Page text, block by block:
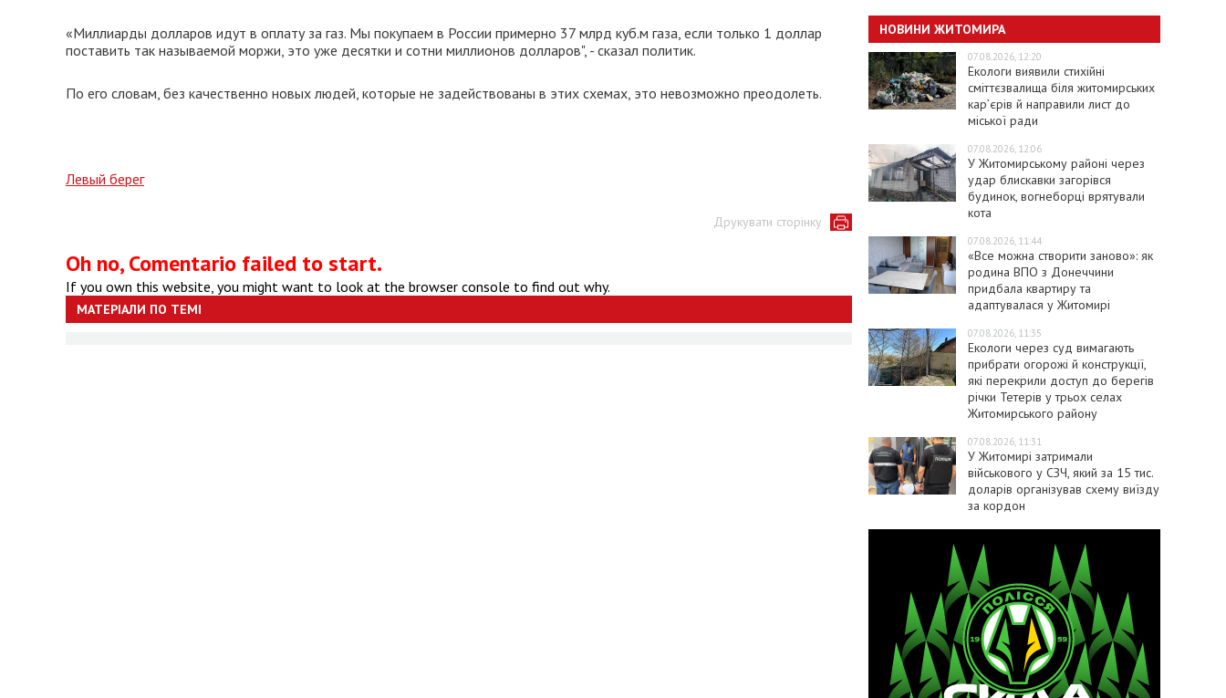
«Миллиарды долларов идут в оплату за газ. Мы покупаем в России примерно 37 млрд куб.м газа, если только 1 доллар
поставить так называемой моржи, это уже десятки и сотни миллионов долларов", - сказал политик.
По его словам, без качественно новых людей, которые не задействованы в этих схемах, это невозможно преодолеть.
Левый берег
Друкувати сторінку
Oh no, Comentario failed to start.
If you own this website, you might want to look at the browser console to find out why.
МАТЕРІАЛИ ПО ТЕМІ
НОВИНИ ЖИТОМИРА
07.08.2026, 12:20
Екологи виявили стихійні
сміттєзвалища біля житомирських
кар’єрів й направили лист до
міської ради
07.08.2026, 12:06
У Житомирському районі через
удар блискавки загорівся
будинок, вогнеборці врятували
кота
07.08.2026, 11:44
«Все можна створити заново»: як
родина ВПО з Донеччини
придбала квартиру та
адаптувалася у Житомирі
07.08.2026, 11:35
Екологи через суд вимагають
прибрати огорожі й конструкції,
які перекрили доступ до берегів
річки Тетерів у трьох селах
Житомирського району
07.08.2026, 11:31
У Житомирі затримали
військового у СЗЧ, який за 15 тис.
доларів організував схему виїзду
за кордон